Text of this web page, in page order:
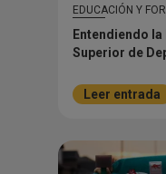
EDUCACIÓN Y
Entendiendo
Superior de
Leer entrada